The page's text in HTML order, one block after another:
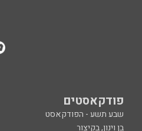
פודקאסטים
שבע תשע - הפודקאסט
בן וינון, בקיצור